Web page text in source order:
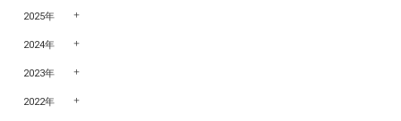
2025年
2024年
2023年
2022年